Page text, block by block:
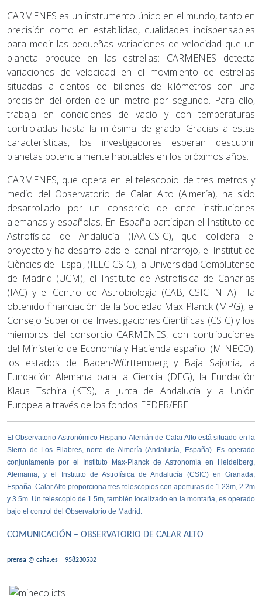
CARMENES es un instrumento único en el mundo, tanto en
precisión como en estabilidad, cualidades indispensables
para medir las pequeñas variaciones de velocidad que un
planeta produce en las estrellas: CARMENES detecta
variaciones de velocidad en el movimiento de estrellas
situadas a cientos de billones de kilómetros con una
precisión del orden de un metro por segundo. Para ello,
trabaja en condiciones de vacío y con temperaturas
controladas hasta la milésima de grado. Gracias a estas
características, los investigadores esperan descubrir
planetas potencialmente habitables en los próximos años.
CARMENES, que opera en el telescopio de tres metros y
medio del Observatorio de Calar Alto (Almería), ha sido
desarrollado por un consorcio de once instituciones
alemanas y españolas. En España participan el Instituto de
Astrofísica de Andalucía (IAA-CSIC), que colidera el
proyecto y ha desarrollado el canal infrarrojo, el Institut de
Ciències de l'Espai, (IEEC-CSIC), la Universidad Complutense
de Madrid (UCM), el Instituto de Astrofísica de Canarias
(IAC) y el Centro de Astrobiología (CAB, CSIC-INTA). Ha
obtenido financiación de la Sociedad Max Planck (MPG), el
Consejo Superior de Investigaciones Científicas (CSIC) y los
miembros del consorcio CARMENES, con contribuciones
del Ministerio de Economía y Hacienda español (MINECO),
los estados de Baden-Württemberg y Baja Sajonia, la
Fundación Alemana para la Ciencia (DFG), la Fundación
Klaus Tschira (KTS), la Junta de Andalucía y la Unión
Europea a través de los fondos FEDER/ERF.
El Observatorio Astronómico Hispano-Alemán de Calar Alto está situado en la
Sierra de Los Filabres, norte de Almería (Andalucía, España). Es operado
conjuntamente por el
Instituto Max-Planck de Astronomía en Heidelberg,
Alemania, y el
Instituto de Astrofísica de Andalucía (CSIC) en Granada,
España. Calar Alto proporciona tres telescopios con aperturas de 1.23m, 2.2m
y 3.5m. Un telescopio de 1.5m, también localizado en la montaña, es operado
bajo el control del Observatorio de Madrid.
COMUNICACIÓN – OBSERVATORIO DE CALAR ALTO
prensa @ caha.es 958230532